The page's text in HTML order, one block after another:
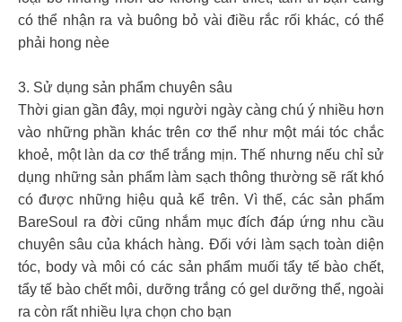
có thể nhận ra và buông bỏ vài điều rắc rối khác, có thể
phải hong nèe
3. Sử dụng sản phẩm chuyên sâu
Thời gian gần đây, mọi người ngày càng chú ý nhiều hơn
vào những phần khác trên cơ thể như một mái tóc chắc
khoẻ, một làn da cơ thể trắng mịn. Thế nhưng nếu chỉ sử
dụng những sản phẩm làm sạch thông thường sẽ rất khó
có được những hiệu quả kể trên. Vì thế, các sản phẩm
BareSoul ra đời cũng nhắm mục đích đáp ứng nhu cầu
chuyên sâu của khách hàng. Đối với làm sạch toàn diện
tóc, body và môi có các sản phẩm muối tẩy tế bào chết,
tẩy tế bào chết môi, dưỡng trắng có gel dưỡng thể, ngoài
ra còn rất nhiều lựa chọn cho bạn